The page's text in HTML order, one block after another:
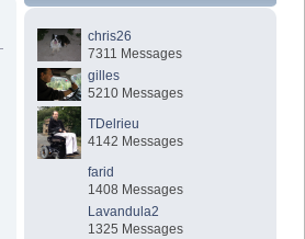
chris26
7311 Messages
gilles
5210 Messages
TDelrieu
4142 Messages
farid
1408 Messages
Lavandula2
1325 Messages